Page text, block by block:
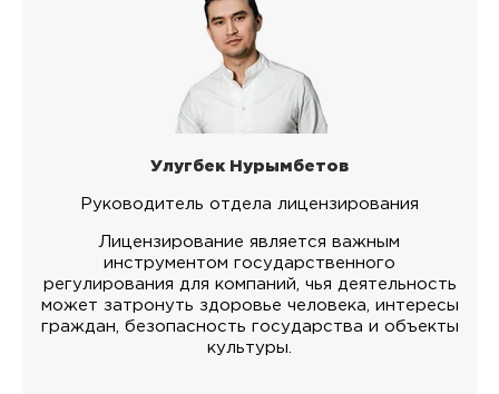
Улугбек Нурымбетов
Руководитель отдела лицензирования
Лицензирование является важным
инструментом государственного
регулирования для компаний, чья деятельность
может затронуть здоровье человека, интересы
граждан, безопасность государства и объекты
культуры.